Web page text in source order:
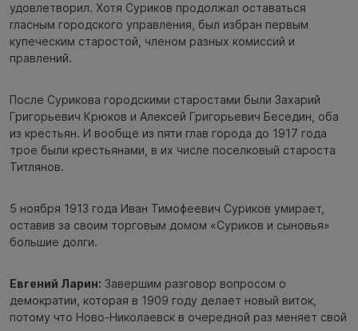
удовлетворил. Хотя Суриков продолжал оставаться
гласным городского управления, был избран первым
купеческим старостой, членом разных комиссий и
правлений.
После Сурикова городскими старостами были Захарий
Григорьевич Крюков и Алексей Григорьевич Беседин, оба
из крестьян. И вообще из пяти глав города до 1917 года
трое были крестьянами, в их числе поселковый староста
Титлянов.
5 ноября 1913 года Иван Тимофеевич Суриков умирает,
оставив за своим торговым домом «Суриков и сыновья»
большие долги.
Евгений Ларин: Завершим разговор вопросом о
демократии, которая в 1909 году делает новый виток,
потому что Ново-Николаевск в очередной раз меняет свой